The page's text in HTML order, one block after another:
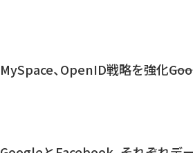
MySpace、OpenID戦略を強化